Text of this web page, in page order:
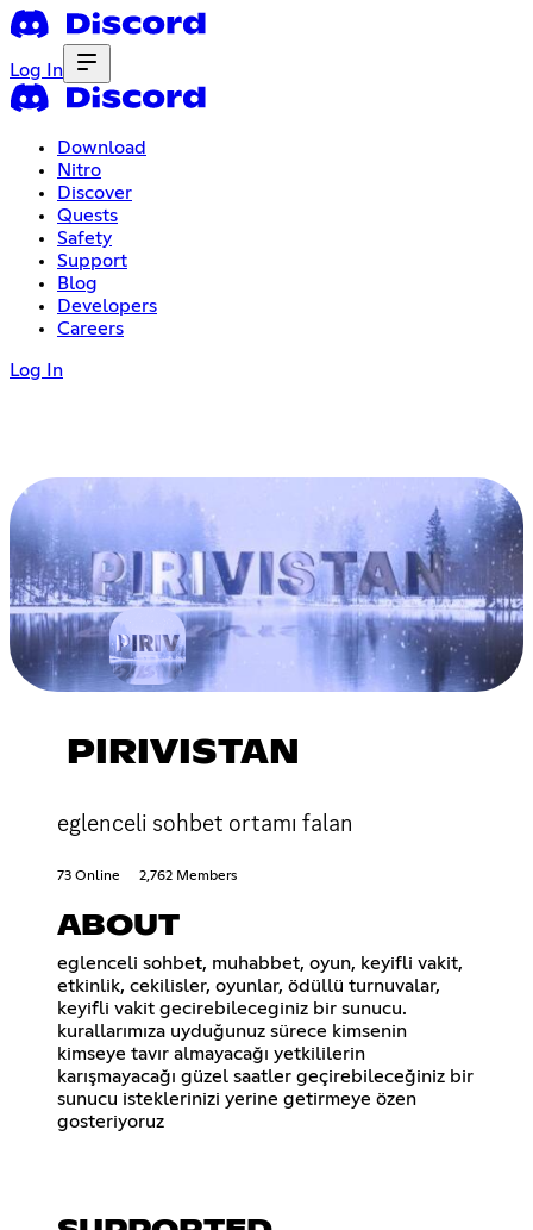
Log In
Download
Nitro
Discover
Quests
Safety
Support
Blog
Developers
Careers
Log In
PIRIVISTAN
eglenceli sohbet ortamı falan
73 Online 2,762 Members
ABOUT
eglenceli sohbet, muhabbet, oyun, keyifli vakit,
etkinlik, cekilisler, oyunlar, ödüllü turnuvalar,
keyifli vakit gecirebileceginiz bir sunucu.
kurallarımıza uyduğunuz sürece kimsenin
kimseye tavır almayacağı yetkililerin
karışmayacağı güzel saatler geçirebileceğiniz bir
sunucu isteklerinizi yerine getirmeye özen
gosteriyoruz